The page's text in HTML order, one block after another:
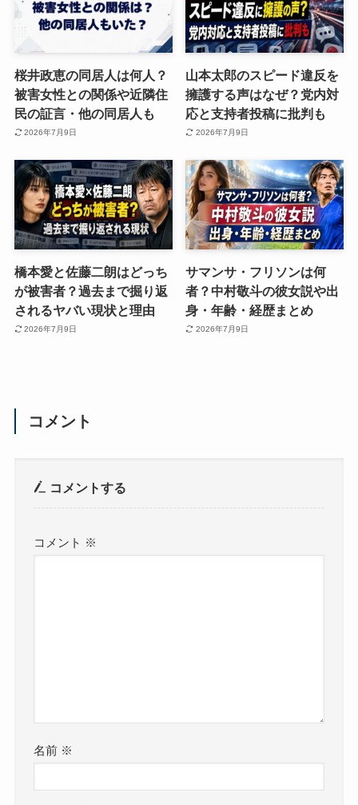
桜井政恵の同居人は何人？
被害女性との関係や近隣住
民の証言・他の同居人も
2026年7月9日
山本太郎のスピード違反を
擁護する声はなぜ？党内対
応と支持者投稿に批判も
2026年7月9日
橋本愛と佐藤二朗はどっち
が被害者？過去まで掘り返
されるヤバい現状と理由
2026年7月9日
サマンサ・フリソンは何
者？中村敬斗の彼女説や出
身・年齢・経歴まとめ
2026年7月9日
コメント
コメントする
コメント ※
名前 ※